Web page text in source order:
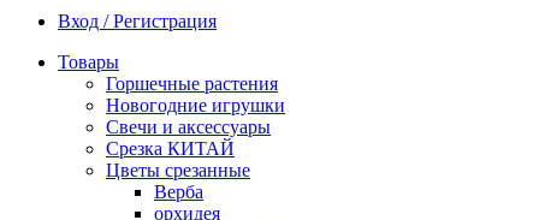
Вход / Регистрация
Товары
Горшечные растения
Новогодние игрушки
Свечи и аксессуары
Срезка КИТАЙ
Цветы срезанные
Верба
орхидея